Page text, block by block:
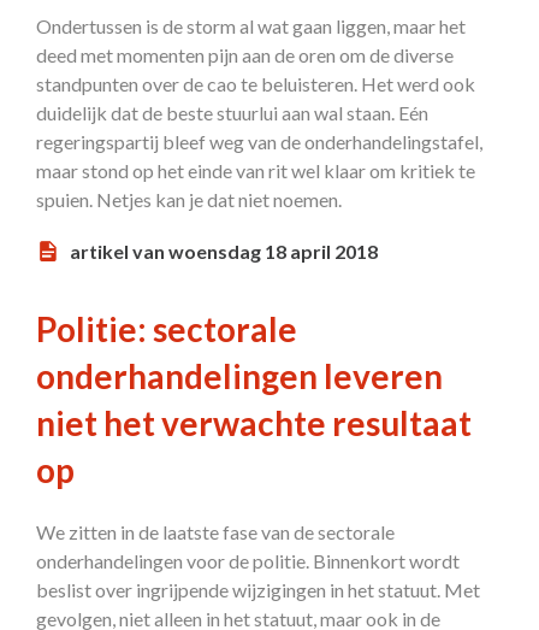
Ondertussen is de storm al wat gaan liggen, maar het
deed met momenten pijn aan de oren om de diverse
standpunten over de cao te beluisteren. Het werd ook
duidelijk dat de beste stuurlui aan wal staan. Eén
regeringspartij bleef weg van de onderhandelingstafel,
maar stond op het einde van rit wel klaar om kritiek te
spuien. Netjes kan je dat niet noemen.
artikel van woensdag 18 april 2018
Politie: sectorale
onderhandelingen leveren
niet het verwachte resultaat
op
We zitten in de laatste fase van de sectorale
onderhandelingen voor de politie. Binnenkort wordt
beslist over ingrijpende wijzigingen in het statuut. Met
gevolgen, niet alleen in het statuut, maar ook in de